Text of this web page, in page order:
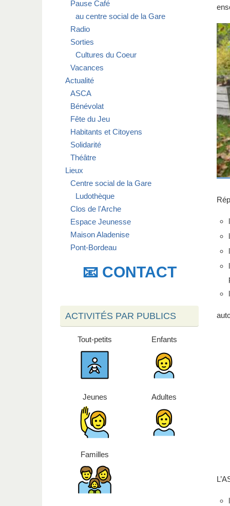
Pause Café
au centre social de la Gare
Radio
Sorties
Cultures du Coeur
Vacances
Actualité
ASCA
Bénévolat
Fête du Jeu
Habitants et Citoyens
Solidarité
Théâtre
Lieux
Centre social de la Gare
Ludothèque
Clos de l'Arche
Espace Jeunesse
Maison Aladenise
Pont-Bordeau
📧 CONTACT
ACTIVITÉS PAR PUBLICS
Tout-petits Enfants
Jeunes Adultes
Familles